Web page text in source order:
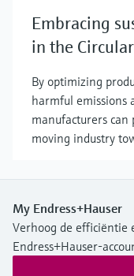
Embracing
in the
By optimizing
harmful emissions
manufacturers
moving industry
My Endress+Hauser
Verhoog de efficiëntie
Endress+Hauser-